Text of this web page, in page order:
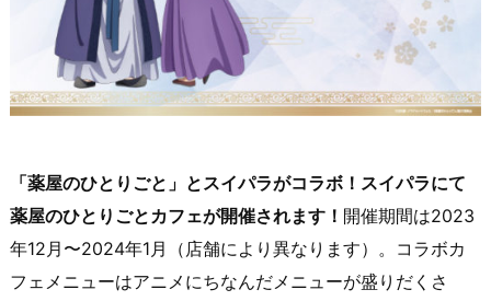
「薬屋のひとりごと」とスイパラがコラボ！スイパラにて
薬屋のひとりごとカフェが開催されます！ 開催期間は2023
年12月〜2024年1月（店舗により異なります）。コラボカ
フェメニューはアニメにちなんだメニューが盛りだくさ